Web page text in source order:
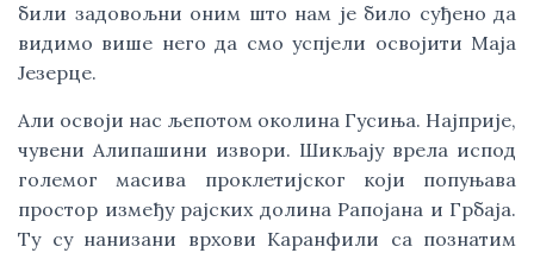
били задовољни оним што нам је било суђено да
видимо више него да смо успјели освојити Маја
Језерце.
Али освоји нас љепотом околина Гусиња. Најприје,
чувени Алипашини извори. Шикљају врела испод
големог масива проклетијског који попуњава
простор између рајских долина Рапојана и Грбаја.
Ту су нанизани врхови Каранфили са познатим